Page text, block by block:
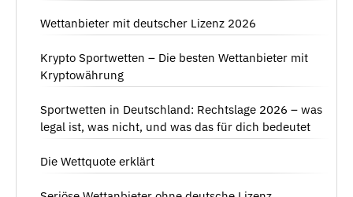
Wettanbieter mit deutscher Lizenz 2026
Krypto Sportwetten – Die besten Wettanbieter mit
Kryptowährung
Sportwetten in Deutschland: Rechtslage 2026 – was
legal ist, was nicht, und was das für dich bedeutet
Die Wettquote erklärt